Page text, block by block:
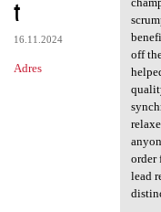
t
16.11.2024
Adres
off
order
lead